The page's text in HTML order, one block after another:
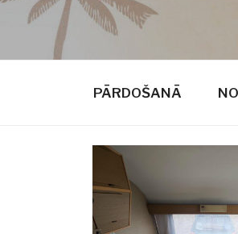
dzīvojamie treileri
PĀRDOŠANĀ